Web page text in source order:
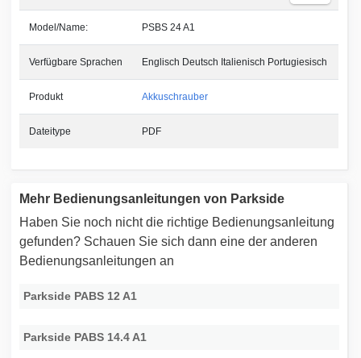
Model/Name: PSBS 24 A1
Verfügbare Sprachen Englisch Deutsch Italienisch Portugiesisch
Produkt Akkuschrauber
Dateitype PDF
Mehr Bedienungsanleitungen von Parkside
Haben Sie noch nicht die richtige Bedienungsanleitung
gefunden? Schauen Sie sich dann eine der anderen
Bedienungsanleitungen an
Parkside PABS 12 A1
Parkside PABS 14.4 A1